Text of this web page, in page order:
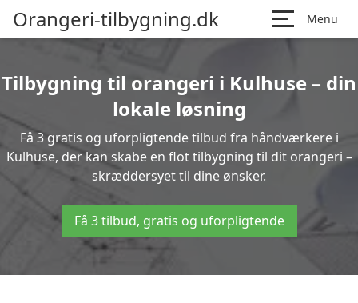
Orangeri-tilbygning.dk Menu
Tilbygning til orangeri i Kulhuse – din
lokale løsning
Få 3 gratis og uforpligtende tilbud fra håndværkere i
Kulhuse, der kan skabe en flot tilbygning til dit orangeri –
skræddersyet til dine ønsker.
Få 3 tilbud, gratis og uforpligtende